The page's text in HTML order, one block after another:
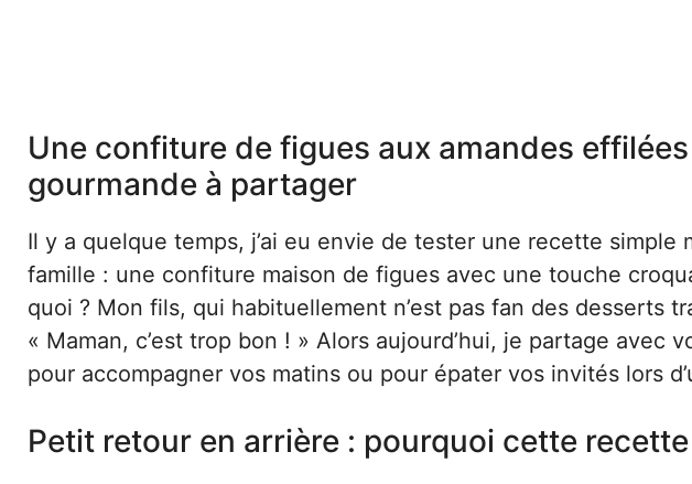
Une confiture de figues aux amandes
gourmande à partager
Il y a quelque temps, j’ai eu envie de tester une recette simple
famille : une confiture maison de figues avec une touche
quoi ? Mon fils, qui habituellement n’est pas fan des desserts
« Maman, c’est trop bon ! » Alors aujourd’hui, je partage avec
pour accompagner vos matins ou pour épater vos invités lors
Petit retour en arrière : pourquoi cette